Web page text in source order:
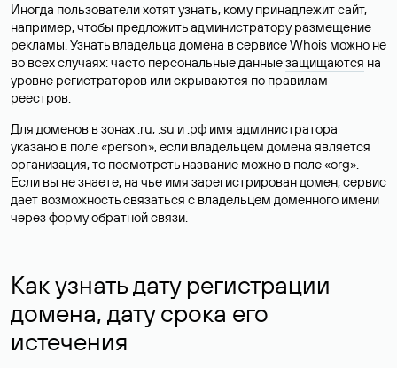
Иногда пользователи хотят узнать, кому принадлежит сайт,
например, чтобы предложить администратору размещение
рекламы. Узнать владельца домена в сервисе Whois можно не
во всех случаях: часто персональные данныезащищаются на
уровне регистраторов или скрываются по правилам
реестров.
Для доменов в зонах .ru, .su и .рф имя администратора
указано в поле «person», если владельцем домена является
организация, то посмотреть название можно в поле «org».
Если вы не знаете, на чье имя зарегистрирован домен, сервис
дает возможность связаться с владельцем доменного имени
через форму обратной связи.
Как узнать дату регистрации
домена, дату срока его
истечения